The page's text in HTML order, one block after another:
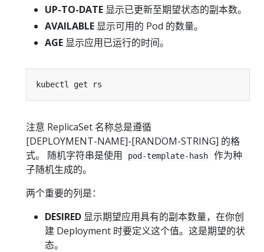
UP-TO-DATE 显示已更新至期望状态的副本数。
AVAILABLE 显示可用的 Pod 的数量。
AGE 显示应用已运行的时间。
注意 ReplicaSet 名称总是遵循
[DEPLOYMENT-NAME]-[RANDOM-STRING] 的格
式。 随机字符串是使用
pod-template-hash
作为种
子随机生成的。
两个重要的列是：
DESIRED 显示期望应用具有的副本数量，在你创
建 Deployment 时要定义这个值。这是期望的状
态。